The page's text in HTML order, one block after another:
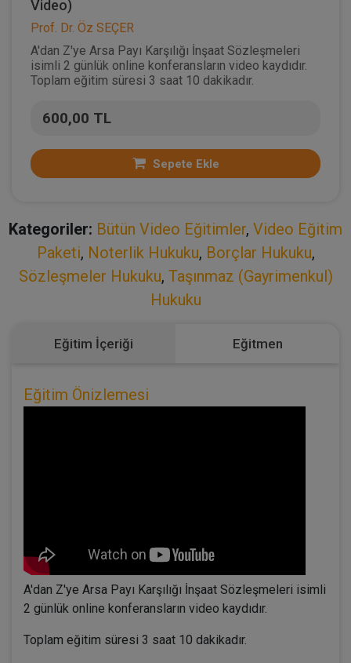
Video)
Prof. Dr. Öz SEÇER
A'dan Z'ye Arsa Payı Karşılığı İnşaat Sözleşmeleri
isimli 2 günlük online konferansların video kaydıdır.
Toplam eğitim süresi 3 saat 10 dakikadır.
600,00 TL
Sepete Ekle
Kategoriler: Bütün Video Eğitimler, Video Eğitim
Paketi, Noterlik Hukuku, Borçlar Hukuku,
Sözleşmeler Hukuku, Taşınmaz (Gayrimenkul)
Hukuku
Eğitim İçeriği Eğitmen
Eğitim Önizlemesi
A'dan Z'ye Arsa Payı Karşılığı İnşaat Sözleşmeleri isimli
2 günlük online konferansların video kaydıdır.
Toplam eğitim süresi 3 saat 10 dakikadır.